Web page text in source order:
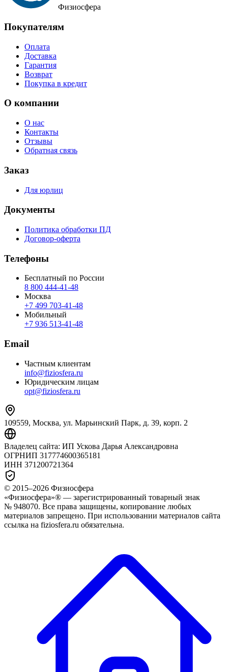
Физиосфера
Покупателям
Оплата
Доставка
Гарантия
Возврат
Покупка в кредит
О компании
О нас
Контакты
Отзывы
Обратная связь
Заказ
Для юрлиц
Документы
Политика обработки ПД
Договор-оферта
Телефоны
Бесплатный по России
8 800 444‑41‑48
Москва
+7 499 703‑41‑48
Мобильный
+7 936 513‑41‑48
Email
Частным клиентам
info@fiziosfera.ru
Юридическим лицам
opt@fiziosfera.ru
109559, Москва, ул. Марьинский Парк, д. 39, корп. 2
Владелец сайта: ИП Ускова Дарья Александровна
ОГРНИП 317774600365181
ИНН 371200721364
© 2015–2026 Физиосфера
«Физиосфера»® — зарегистрированный товарный знак
№ 948070. Все права защищены, копирование любых
материалов запрещено. При использовании материалов сайта
ссылка на fiziosfera.ru обязательна.